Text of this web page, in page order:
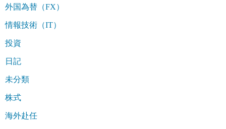
外国為替（FX）
情報技術（IT）
投資
日記
未分類
株式
海外赴任